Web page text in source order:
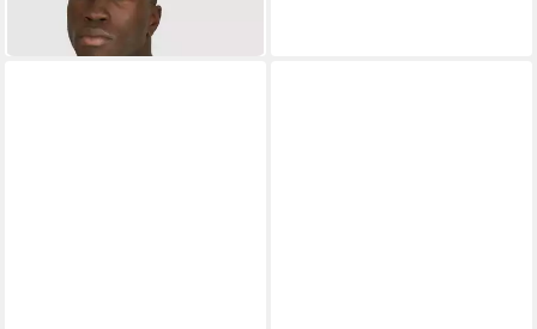
29,99 €
in 2-3 Werktagen bei dir